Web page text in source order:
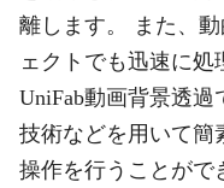
離します。 また、
ェクトでも迅速に処
UniFab動画背景透
技術などを用いて簡
操作を行うことがで